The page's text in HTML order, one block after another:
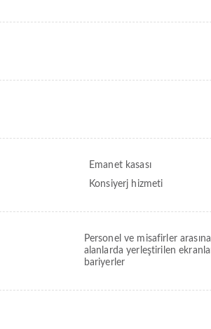
Emanet kasası
Konsiyerj hizmeti
Personel ve misafirler
alanlarda yerleştirilen
bariyerler